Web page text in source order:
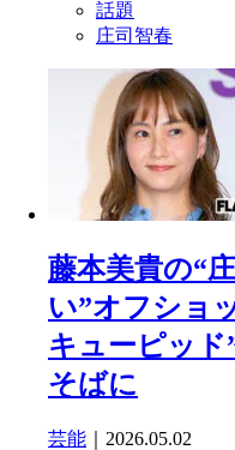
話題
庄司智春
藤本美貴の“
い”オフショ
キューピッド
そばに
芸能 ｜2026.05.02